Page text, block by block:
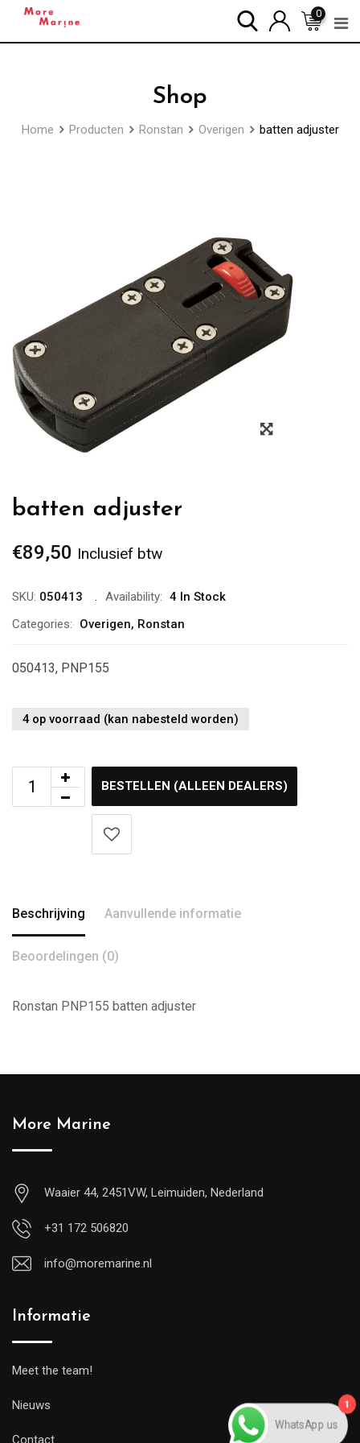
0
Shop
Home Producten Ronstan Overigen batten adjuster
batten adjuster
€89,50 Inclusief btw
SKU: 050413 Availability: 4 In Stock
Categories:
Overigen, Ronstan
050413, PNP155
4 op voorraad (kan nabesteld worden)
BESTELLEN (ALLEEN DEALERS)
Beschrijving Aanvullende informatie
Beoordelingen (0)
Ronstan PNP155 batten adjuster
More Marine
Waaier 44, 2451VW, Leimuiden, Nederland
+31 172 506820
info@moremarine.nl
Informatie
Meet the team!
Nieuws
Contact
1
WhatsApp us